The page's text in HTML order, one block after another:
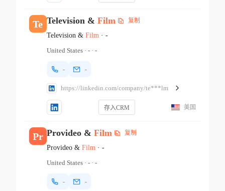
Te Television & Film 复制
Television & Film· -
United States· -· -
- -
https://linkedin.com/company/te***lm
存入CRM 美国
Pr Provideo & Film 复制
Provideo & Film· -
United States· -· -
- -